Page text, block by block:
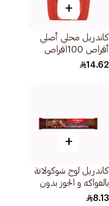
+
كاندريل محلي أصلي
أقراص 100اقراص
14.62
+
كاندريل لوح شوكولاتة
بالفواكه و الجوز بدون
سكر مضاف 27 جرام
8.13